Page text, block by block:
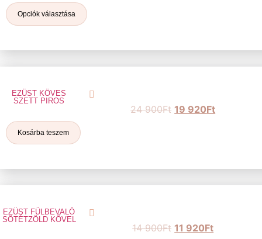
Opciók választása
EZÜST KÖVES
SZETT PIROS
24 900Ft 19 920Ft
Kosárba teszem
EZÜST FÜLBEVALÓ
SÖTÉTZÖLD KŐVEL
14 900Ft 11 920Ft